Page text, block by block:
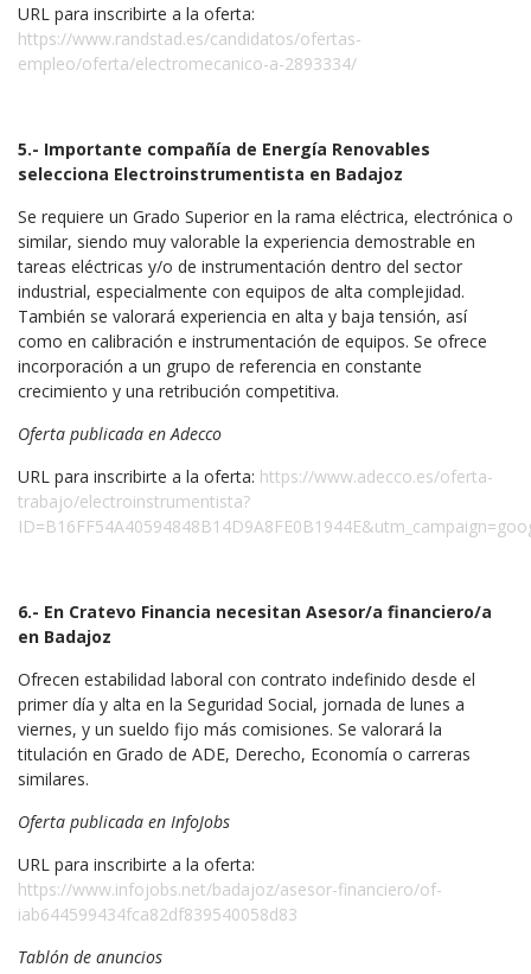
URL para inscribirte a la oferta:
https://www.randstad.es/candidatos/ofertas-
empleo/oferta/electromecanico-a-2893334/
5.- Importante compañía de Energía Renovables
selecciona Electroinstrumentista en Badajoz
Se requiere un Grado Superior en la rama eléctrica, electrónica o
similar, siendo muy valorable la experiencia demostrable en
tareas eléctricas y/o de instrumentación dentro del sector
industrial, especialmente con equipos de alta complejidad.
También se valorará experiencia en alta y baja tensión, así
como en calibración e instrumentación de equipos. Se ofrece
incorporación a un grupo de referencia en constante
crecimiento y una retribución competitiva.
Oferta publicada en Adecco
URL para inscribirte a la oferta: https://www.adecco.es/oferta-
trabajo/electroinstrumentista?
6.- En Cratevo Financia necesitan Asesor/a financiero/a
en Badajoz
Ofrecen estabilidad laboral con contrato indefinido desde el
primer día y alta en la Seguridad Social, jornada de lunes a
viernes, y un sueldo fijo más comisiones. Se valorará la
titulación en Grado de ADE, Derecho, Economía o carreras
similares.
Oferta publicada en InfoJobs
URL para inscribirte a la oferta:
https://www.infojobs.net/badajoz/asesor-financiero/of-
iab644599434fca82df839540058d83
Tablón de anuncios